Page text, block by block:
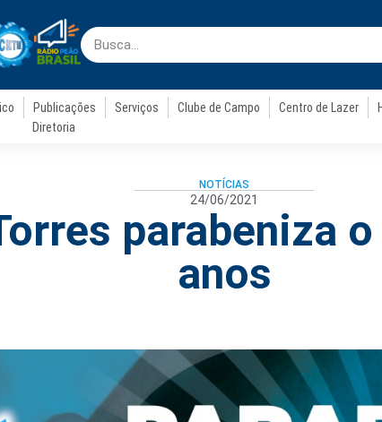
Publicações Serviços Clube de Campo Centro de Lazer
Diretoria
NOTÍCIAS
24/06/2021
parabeniza
anos